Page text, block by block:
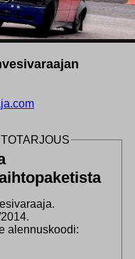
alennuskoodi: